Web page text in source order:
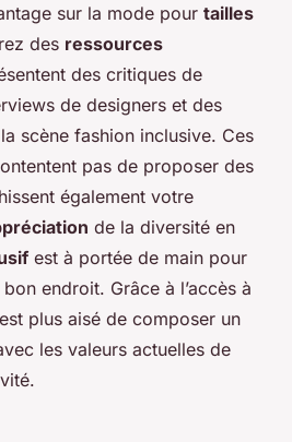
sur la mode pour tailles
des ressources
des critiques de
de designers et des
scène fashion inclusive. Ces
pas de proposer des
également votre
de la diversité en
est à portée de main pour
endroit. Grâce à l’accès à
plus aisé de composer un
les valeurs actuelles de